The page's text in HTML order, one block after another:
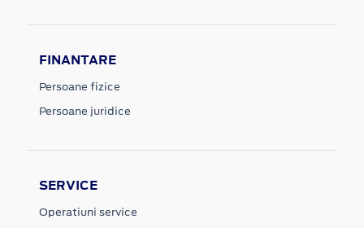
FINANTARE
Persoane fizice
Persoane juridice
SERVICE
Operatiuni service